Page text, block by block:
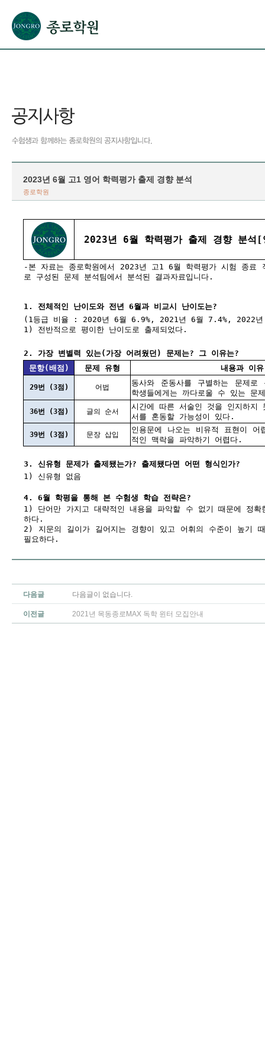
2023년 6월 고1 영어 학력평가 출제 경향 분석
종로학원
2023년 6월 학력평가 출제 경향 분석[
-본 자료는 종로학원에서 2023년 고1 6월 학력평가 시험 종료
로 구성된 문제 분석팀에서 분석된 결과자료입니다.
1. 전체적인 난이도와 전년 6월과 비교시 난이도는?
(1등급 비율 : 2020년 6월 6.9%, 2021년 6월 7.4%, 2022
1) 전반적으로 평이한 난이도로 출제되었다.
2. 가장 변별력 있는(가장 어려웠던) 문제는? 그 이유는?
문항(배점)
문제 유형 내용과 이유
29번 (3점) 어법
동사와 준동사를 구별하는 문제로
학생들에게는 까다로울 수 있는 문
36번 (3점) 글의 순서
시간에 따른 서술인 것을 인지하
서를 혼동할 가능성이 있다.
39번 (3점) 문장 삽입
인용문에 나오는 비유적 표현이 어
적인 맥락을 파악하기 어렵다.
3. 신유형 문제가 출제됐는가? 출제됐다면 어떤 형식인가?
1) 신유형 없음
4. 6월 학평을 통해 본 수험생 학습 전략은?
1) 단어만 가지고 대략적인 내용을 파악할 수 없기 때문에 정확
하다.
2) 지문의 길이가 길어지는 경향이 있고 어휘의 수준이 높기
필요하다.
다음글 다음글이 없습니다.
이전글 2021년 목동종로MAX 독학 윈터 모집안내